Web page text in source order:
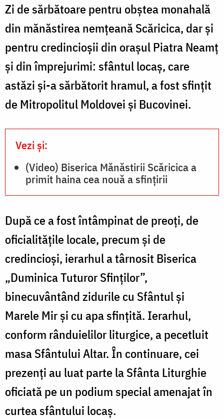
Zi de sărbătoare pentru obștea monahală
din mănăstirea nemțeană Scăricica, dar și
pentru credincioșii din orașul Piatra Neamț
și din împrejurimi: sfântul locaș, care
astăzi și-a sărbătorit hramul, a fost sfințit
de Mitropolitul Moldovei și Bucovinei.
Vezi și:
(Video) Biserica Mănăstirii Scăricica a
primit haina cea nouă a sfințirii
După ce a fost întâmpinat de preoți, de
oficialitățile locale, precum și de
credincioși, ierarhul a târnosit Biserica
„Duminica Tuturor Sfinților”,
binecuvântând zidurile cu Sfântul și
Marele Mir și cu apa sfințită. Ierarhul,
conform rânduielilor liturgice, a pecetluit
masa Sfântului Altar. În continuare, cei
prezenți au luat parte la Sfânta Liturghie
oficiată pe un podium special amenajat în
curtea sfântului locaș.